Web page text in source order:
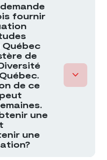
fournir
de
de ce
une
une